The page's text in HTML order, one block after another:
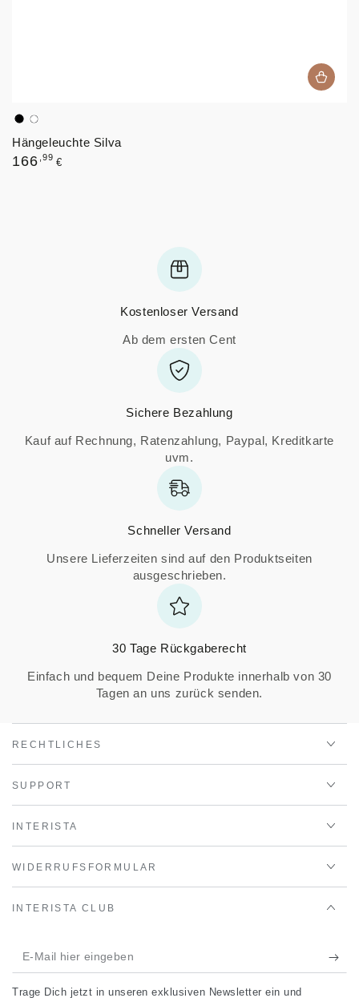
Schwarz
Weiß
Hängeleuchte Silva
Regulärer
166 ,99 €
Kostenloser Versand
Ab dem ersten Cent
Sichere Bezahlung
Kauf auf Rechnung, Ratenzahlung, Paypal, Kreditkarte
uvm.
Schneller Versand
Unsere Lieferzeiten sind auf den Produktseiten
ausgeschrieben.
30 Tage Rückgaberecht
Einfach und bequem Deine Produkte innerhalb von 30
Tagen an uns zurück senden.
RECHTLICHES
SUPPORT
INTERISTA
WIDERRUFSFORMULAR
INTERISTA CLUB
E-
Mail
Trage Dich jetzt in unseren exklusiven Newsletter ein und